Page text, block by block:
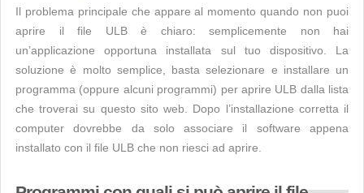
Il problema principale che appare al momento quando non puoi
aprire il file ULB è chiaro: semplicemente non hai
un’applicazione opportuna installata sul tuo dispositivo. La
soluzione è molto semplice, basta selezionare e installare un
programma (oppure alcuni programmi) per aprire ULB dalla lista
che troverai su questo sito web. Dopo l’installazione corretta il
computer dovrebbe da solo associare il software appena
installato con il file ULB che non riesci ad aprire.